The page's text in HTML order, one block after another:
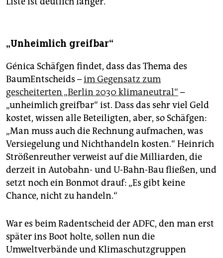
„Unheimlich greifbar“
Génica Schäfgen findet, dass das Thema des
BaumEntscheids –im Gegensatz zum
gescheiterten „Berlin 2030 klimaneutral“ –
„unheimlich greifbar“ ist. Dass das sehr viel Geld
kostet, wissen alle Beteiligten, aber, so Schäfgen:
„Man muss auch die Rechnung aufmachen, was
Versiegelung und Nichthandeln kosten.“ Heinrich
Strößenreuther verweist auf die Milliarden, die
derzeit in Autobahn- und U-Bahn-Bau fließen, und
setzt noch ein Bonmot drauf: „Es gibt keine
Chance, nicht zu handeln.“
War es beim Radentscheid der ADFC, den man erst
später ins Boot holte, sollen nun die
Umweltverbände und Klimaschutzgruppen